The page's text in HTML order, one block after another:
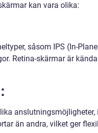
kan vara olika:
såsom IPS (In-
Retina-skärmar är
än andra, vilket ger